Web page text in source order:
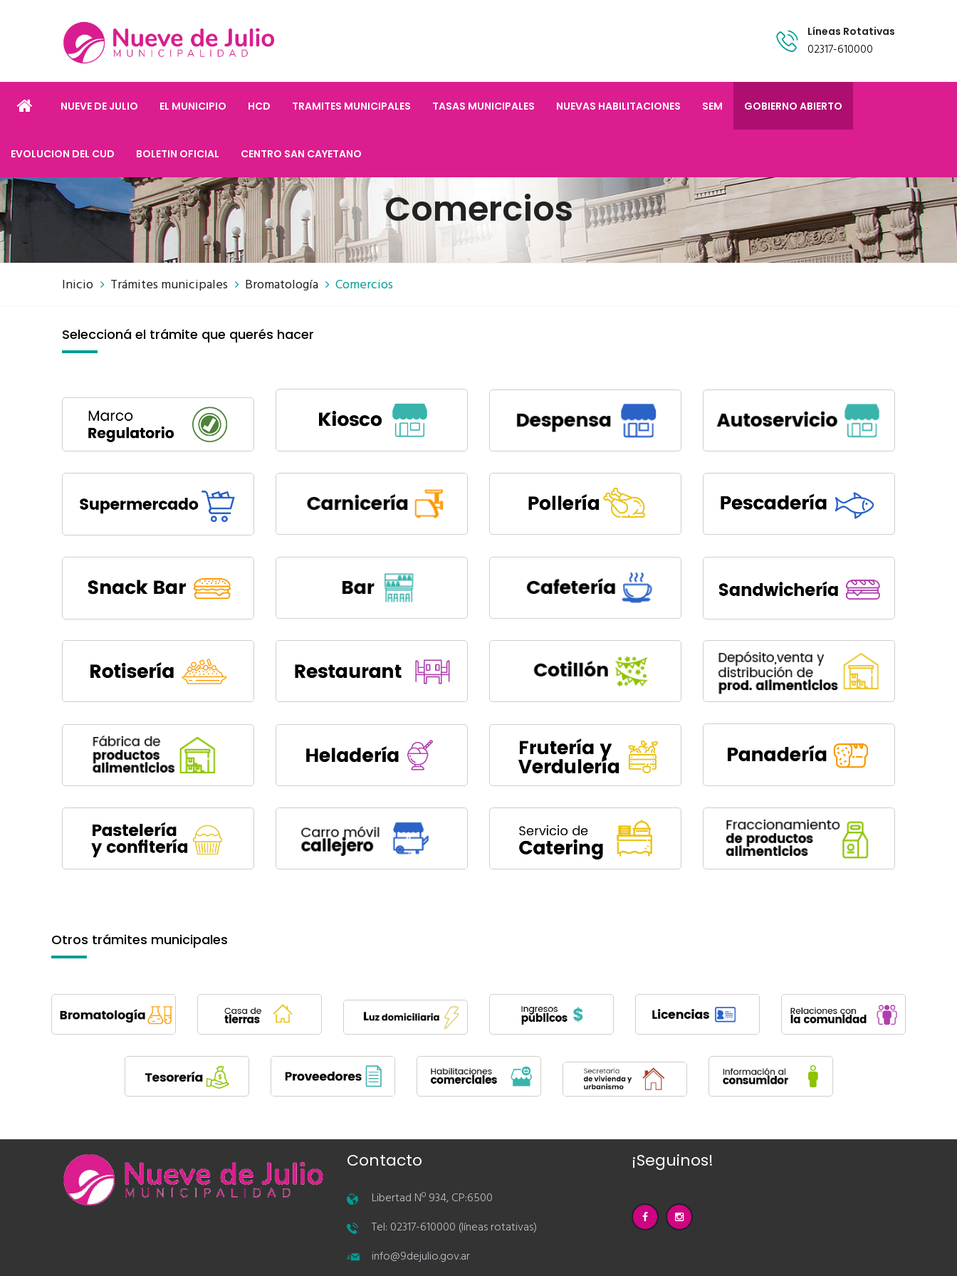
Líneas Rotativas
02317-610000
NUEVE DE JULIO EL MUNICIPIO HCD TRAMITES MUNICIPALES TASAS MUNICIPALES NUEVAS HABILITACIONES SEM GOBIERNO ABIERTO
EVOLUCION DEL CUD BOLETIN OFICIAL CENTRO SAN CAYETANO
Comercios
Inicio Trámites municipales Bromatología Comercios
Seleccioná el trámite que querés hacer
Otros trámites municipales
Contacto
Libertad Nº 934, CP:6500
Tel: 02317-610000 (líneas rotativas)
info@9dejulio.gov.ar
¡Seguinos!